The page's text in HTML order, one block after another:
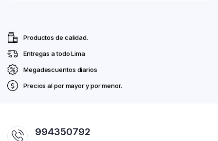
Productos de calidad.
Entregas a todo Lima
Megadescuentos diarios
Precios al por mayor y por menor.
994350792